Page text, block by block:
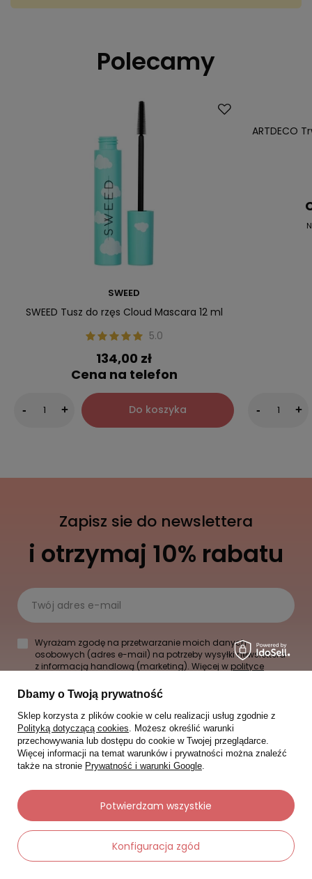
Polecamy
SWEED
SWEED Tusz do rzęs Cloud Mascara 12 ml
5.0
134,00 zł
Cena na telefon
- + Do koszyka
ARTDECO
- +
Zapisz sie do newslettera
i otrzymaj 10% rabatu
Twój adres e-mail
Wyrażam zgodę na przetwarzanie moich danych
osobowych (adres e-mail) na potrzeby wysyłki newslettera
z informacją handlową (marketing). Więcej w polityce
Zapisz się
Dbamy o Twoją prywatność
Sklep korzysta z plików cookie w celu realizacji usług zgodnie z
Polityką dotyczącą cookies. Możesz określić warunki
przechowywania lub dostępu do cookie w Twojej przeglądarce.
Więcej informacji na temat warunków i prywatności można znaleźć
także na stronie Prywatność i warunki Google.
Konfiguracja zgód
Potwierdzam wszystkie